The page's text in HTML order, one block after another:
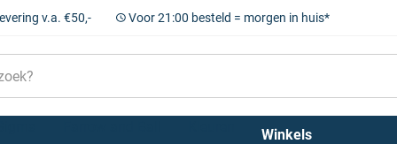
v.a. €50,- Voor 21:00 besteld = morgen in huis*
Winkels